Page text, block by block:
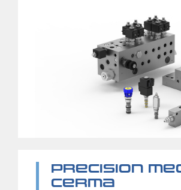
PRECISION
CERMA